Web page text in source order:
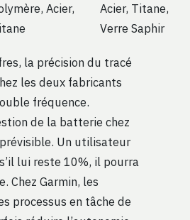
Acier,
Acier, Titane,
Verre Saphir
la précision du tracé
les deux fabricants
fréquence.
de la batterie chez
Un utilisateur
lui reste 10%, il pourra
Chez Garmin, les
processus en tâche de